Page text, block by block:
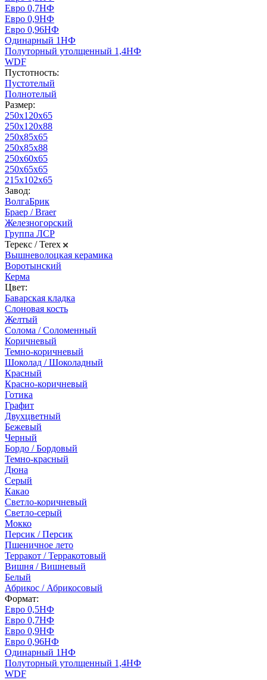
Евро 0,7НФ
Евро 0,9НФ
Евро 0,96НФ
Одинарный 1НФ
Полуторный утолщенный 1,4НФ
WDF
Пустотность:
Пустотелый
Полнотелый
Размер:
250х120х65
250х120х88
250х85х65
250х85х88
250х60х65
250х65х65
215х102х65
Завод:
ВолгаБрик
Браер / Braer
Железногорский
Группа ЛСР
Терекс / Terex
Вышневолоцкая керамика
Воротынский
Керма
Цвет:
Баварская кладка
Слоновая кость
Желтый
Солома / Соломенный
Коричневый
Темно-коричневый
Шоколад / Шоколадный
Красный
Красно-коричневый
Готика
Графит
Двухцветный
Бежевый
Черный
Бордо / Бордовый
Темно-красный
Дюна
Серый
Какао
Светло-коричневый
Светло-серый
Мокко
Персик / Персик
Пшеничное лето
Терракот / Терракотовый
Вишня / Вишневый
Белый
Абрикос / Абрикосовый
Формат:
Евро 0,5НФ
Евро 0,7НФ
Евро 0,9НФ
Евро 0,96НФ
Одинарный 1НФ
Полуторный утолщенный 1,4НФ
WDF